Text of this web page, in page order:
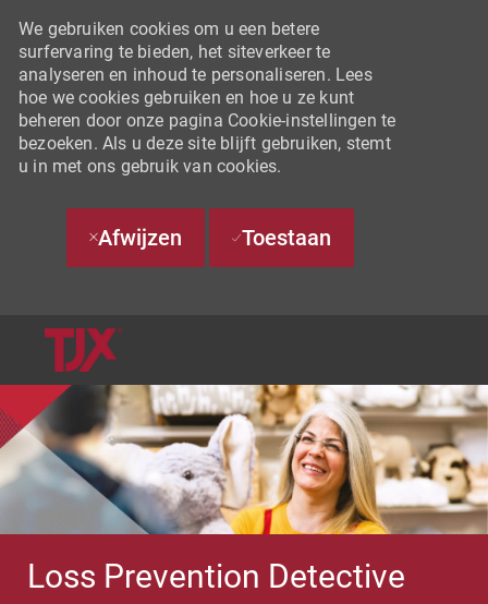
We gebruiken cookies om u een betere
surfervaring te bieden, het siteverkeer te
analyseren en inhoud te personaliseren. Lees
hoe we cookies gebruiken en hoe u ze kunt
beheren door onze pagina Cookie-instellingen te
bezoeken. Als u deze site blijft gebruiken, stemt
u in met ons gebruik van cookies.
Afwijzen Toestaan
Loss Prevention Detective